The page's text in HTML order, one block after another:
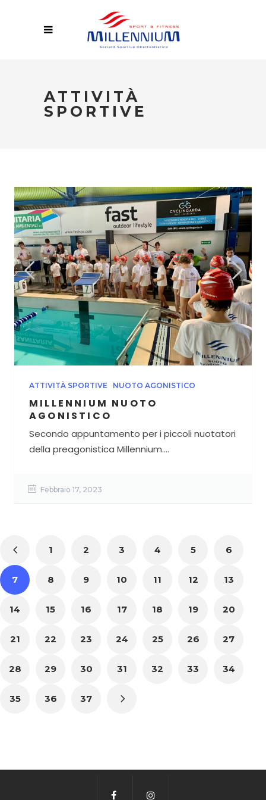
ATTIVITÀ
SPORTIVE
ATTIVITÀ SPORTIVE NUOTO AGONISTICO
MILLENNIUM NUOTO
AGONISTICO
Secondo appuntamento per i piccoli nuotatori
della preagonistica Millennium....
Febbraio 17, 2023
1 2 3 4 5 6
7 8 9 10 11 12 13
14 15 16 17 18 19 20
21 22 23 24 25 26 27
28 29 30 31 32 33 34
35 36 37